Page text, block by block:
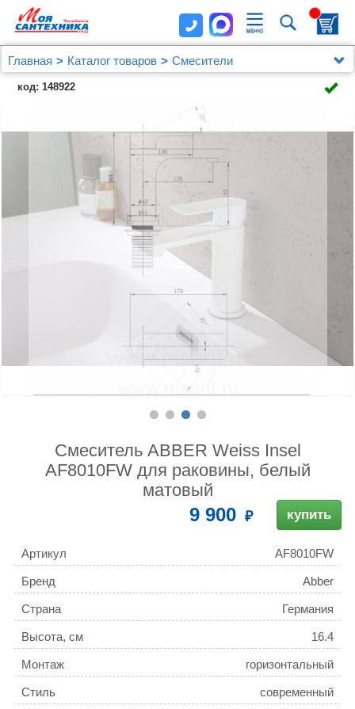
Главная Каталог товаров
Смесители
Смеситель ABBER Weiss Insel AF8010FW для
раковины, белый матовый
код: 148922
Смеситель ABBER Weiss Insel
AF8010FW для раковины, белый
матовый
9 900 купить
Артикул AF8010FW
Бренд Abber
Страна Германия
Высота, см 16.4
Монтаж
горизонтальный
(стандартный)
Стиль
современный